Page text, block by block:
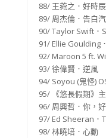
88/ 王菀之．好時辰
89/ 周杰倫．告白
90/ Taylor Swift．
91/ Ellie Goulding
92/ Maroon 5 ft.
93/ 徐偉賢．逆風
94/ Soyou (鬼怪)
95/ 《悠長假期》
96/ 周興哲．你，
97/ Ed Sheeran．
98/ 林曉培．心動